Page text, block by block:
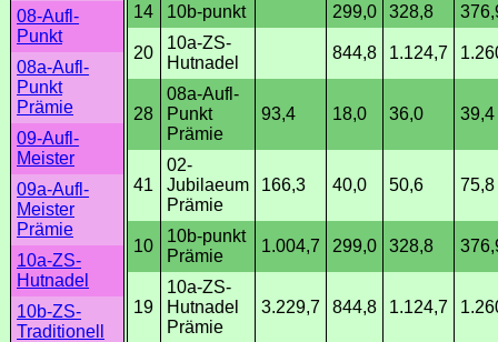
08-Aufl-
Punkt
08a-Aufl-
Punkt
Prämie
09-Aufl-
Meister
09a-Aufl-
Meister
Prämie
10a-ZS-
Hutnadel
10b-ZS-
Traditionell
14 10b-punkt 299,0 328,8
20
10a-ZS-
Hutnadel
844,8 1.124,7
28
08a-Aufl-
Punkt
Prämie
93,4 18,0 36,0 39,4
41
02-
Jubilaeum
Prämie
166,3 40,0 50,6 75,8
10
10b-punkt
Prämie
1.004,7 299,0 328,8
19
10a-ZS-
Hutnadel
Prämie
3.229,7 844,8 1.124,7